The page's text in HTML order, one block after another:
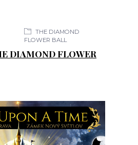
THE DIAMOND
FLOWER BALL
DIAMOND FLOWER